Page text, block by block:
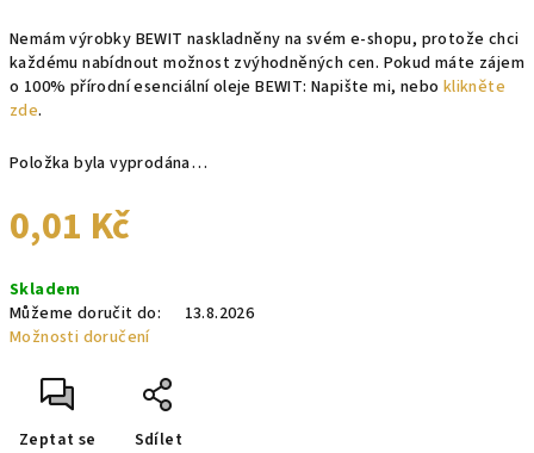
Nemám výrobky BEWIT naskladněny na svém e-shopu, protože chci
každému nabídnout možnost zvýhodněných cen. Pokud máte zájem
o 100% přírodní esenciální oleje BEWIT: Napište mi, nebo klikněte
zde.
Položka byla vyprodána…
0,01 Kč
cena:
Skladem
Můžeme doručit do:
13.8.2026
Možnosti doručení
Zeptat se Sdílet